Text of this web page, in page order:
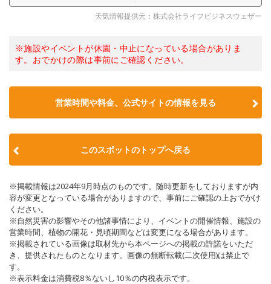
天気情報提供元：株式会社ライフビジネスウェザー
※施設やイベントが休園・中止になっている場合がありま
す。おでかけの際は事前にご確認ください。
営業時間や料金、公式サイトの情報を見る
このスポットのトップへ戻る
※掲載情報は2024年9月時点のものです。随時更新をしておりますが内
容が変更となっている場合がありますので、事前にご確認の上おでかけ
ください。
※自然災害の影響やその他諸事情により、イベントの開催情報、施設の
営業時間、植物の開花・見頃期間などは変更になる場合があります。
※掲載されている画像は取材先から本ページへの掲載の許諾をいただ
き、提供されたものとなります。画像の無断転載(二次使用)は禁止で
す。
※表示料金は消費税8％ないし10％の内税表示です。